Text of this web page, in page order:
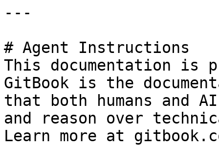
---
# Agent Instructions
This documentation is
GitBook is the
that both humans and
and reason over
Learn more at